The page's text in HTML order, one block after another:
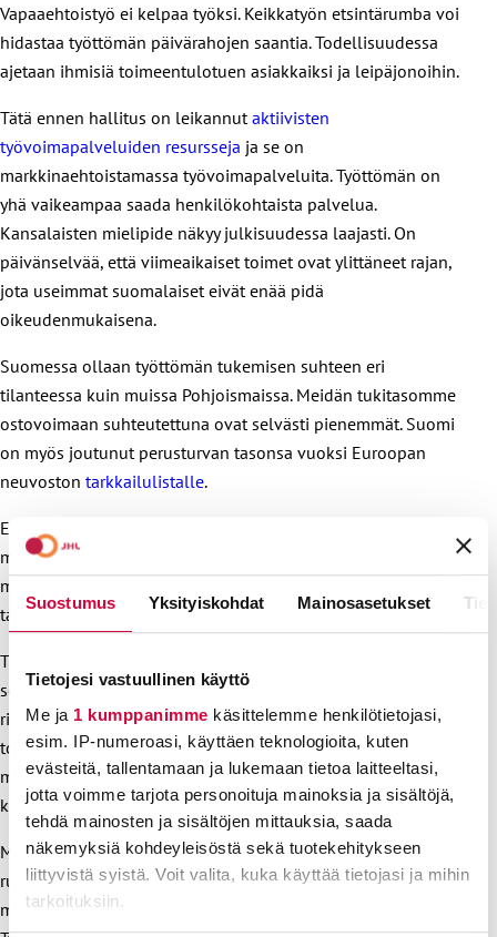
Suostumus Yksityiskohdat Mainosasetukset
Tietojesi vastuullinen käyttö
Me ja 1 kumppanimme käsittelemme henkilötietojasi,
esim. IP-numeroasi, käyttäen teknologioita, kuten
evästeitä, tallentamaan ja lukemaan tietoa laitteeltasi,
jotta voimme tarjota personoituja mainoksia ja sisältöjä,
tehdä mainosten ja sisältöjen mittauksia, saada
näkemyksiä kohdeyleisöstä sekä tuotekehitykseen
liittyvistä syistä. Voit valita, kuka käyttää tietojasi ja mihin
tarkoituksiin.
Vapaaehtoistyö ei kelpaa työksi. Keikkatyön etsintärumba voi
hidastaa työttömän päivärahojen saantia. Todellisuudessa
ajetaan ihmisiä toimeentulotuen asiakkaiksi ja leipäjonoihin.
Tätä ennen hallitus on leikannut aktiivisten
työvoimapalveluiden resursseja ja se on
markkinaehtoistamassa työvoimapalveluita. Työttömän on
yhä vaikeampaa saada henkilökohtaista palvelua.
Kansalaisten mielipide näkyy julkisuudessa laajasti. On
päivänselvää, että viimeaikaiset toimet ovat ylittäneet rajan,
jota useimmat suomalaiset eivät enää pidä
oikeudenmukaisena.
Suomessa ollaan työttömän tukemisen suhteen eri
tilanteessa kuin muissa Pohjoismaissa. Meidän tukitasomme
ostovoimaan suhteutettuna ovat selvästi pienemmät. Suomi
on myös joutunut perusturvan tasonsa vuoksi Euroopan
neuvoston tarkkailulistalle.
Euroopan neuvoston Sosiaalisen peruskirjan mukaan tukien
minimimäärien tulisi olla vähintään 50 % kansalaisten
mediaanituloista eikä vähimmäistaso saisi missään
tapauksessa alittaa 40 %:a mediaanituloista.
Tällä hetkellä sairauspäivä-, äitiyspäivä- ja kuntoutusraha
sekä takuueläke ja työttömyysturvan peruspäiväraha
rikkoivat 40 prosentin säännöstä. Työmarkkinatuki ja
toimeentulotuen perusosa jäivät selvästi alle 50 prosenttia
mediaanitulosta. Koska minimityöttömyysetuutemme ovat
kaikkein matalimmat, ne eivät kestä enää yhtään leikkausta.
Me JHL:ssä kannustamme jäseniämme osallistumaan
runsain joukoin aktiivimallia vastustavaan
mielenilmaukseen Helsingissä perjantaina 2.2.2018.